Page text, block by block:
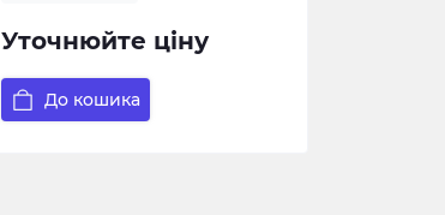
Уточнюйте ціну
До кошика